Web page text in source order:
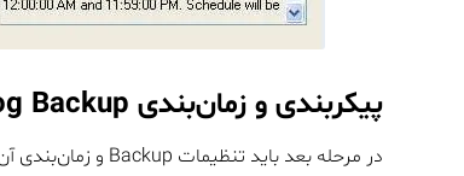
پیکربندی و زمان‌بندی Transaction Log Backup
در مرحله بعد باید تنظیمات Backup و زمان‌بندی آن را مشخص کنید. روی گزینه Backup Settings کلیک کنید.